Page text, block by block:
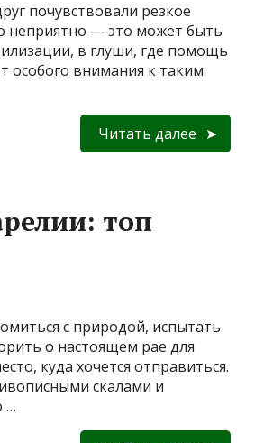
почувствовали резкое
неприятно — это может быть
в глуши, где помощь
особого внимания к таким
Читать далее
топ
с природой, испытать
о настоящем рае для
куда хочется отправиться.
скалами и
…